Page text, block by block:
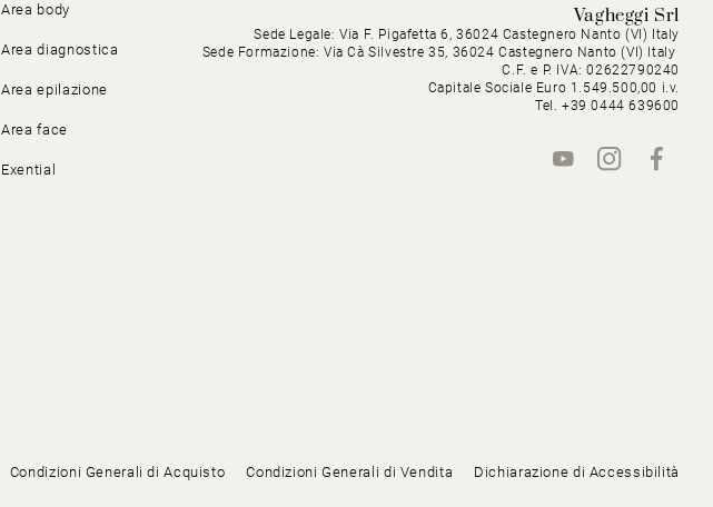
Area body
Area diagnostica
Area epilazione
Area face
Exential
Vagheggi Srl
Sede Legale: Via F. Pigafetta 6, 36024 Castegnero Nanto (VI) Italy
Sede Formazione: Via Cà Silvestre 35, 36024 Castegnero Nanto (VI) Italy
C.F. e P. IVA: 02622790240
Capitale Sociale Euro 1.549.500,00 i.v.
Tel. +39 0444 639600
Condizioni Generali di Acquisto Condizioni Generali di Vendita Dichiarazione di Accessibilità